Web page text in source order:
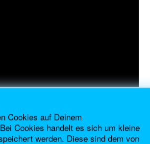
Cookies auf Deinem
Cookies handelt es sich um kleine
werden. Diese sind dem von